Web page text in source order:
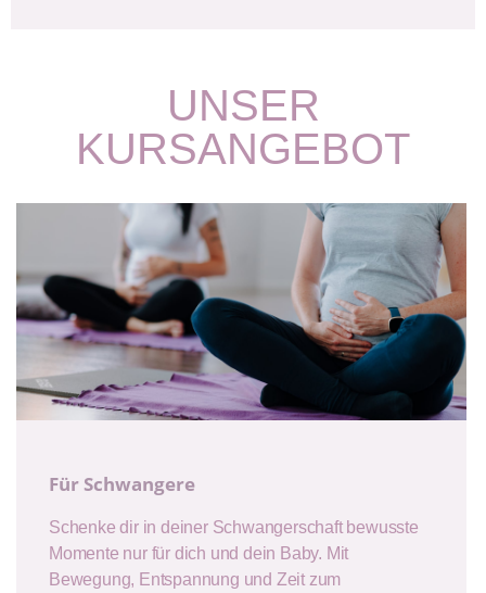
UNSER
KURSANGEBOT
Für Schwangere
Schenke dir in deiner Schwangerschaft bewusste
Momente nur für dich und dein Baby. Mit
Bewegung, Entspannung und Zeit zum